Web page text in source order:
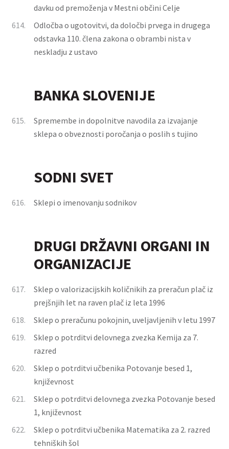
davku od premoženja v Mestni občini Celje
614.
Odločba o ugotovitvi, da določbi prvega in drugega
odstavka 110. člena zakona o obrambi nista v
neskladju z ustavo
BANKA SLOVENIJE
615.
Spremembe in dopolnitve navodila za izvajanje
sklepa o obveznosti poročanja o poslih s tujino
SODNI SVET
616. Sklepi o imenovanju sodnikov
DRUGI DRŽAVNI ORGANI IN
ORGANIZACIJE
617.
Sklep o valorizacijskih količnikih za preračun plač iz
prejšnjih let na raven plač iz leta 1996
618.
Sklep o preračunu pokojnin, uveljavljenih v letu 1997
619.
Sklep o potrditvi delovnega zvezka Kemija za 7.
razred
620.
Sklep o potrditvi učbenika Potovanje besed 1,
književnost
621.
Sklep o potrditvi delovnega zvezka Potovanje besed
1, književnost
622.
Sklep o potrditvi učbenika Matematika za 2. razred
tehniških šol